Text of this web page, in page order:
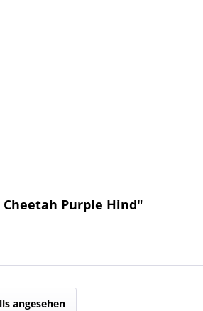
Purple Hind"
angesehen